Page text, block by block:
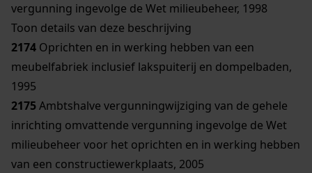
vergunning ingevolge de Wet milieubeheer, 1998
Toon details van deze beschrijving
2174 Oprichten en in werking hebben van een
meubelfabriek inclusief lakspuiterij en dompelbaden,
1995
2175Ambtshalve vergunningwijziging van de gehele
inrichting omvattende vergunning ingevolge de Wet
milieubeheer voor het oprichten en in werking hebben
van een constructiewerkplaats, 2005